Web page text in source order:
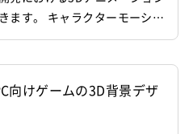
ます。 キャラクターモーショ
、 ゲームエンジンへの組み込
だく想定です。 ・3D空間に
種モデルのデータ作成...
向けゲームの3D背景デザ